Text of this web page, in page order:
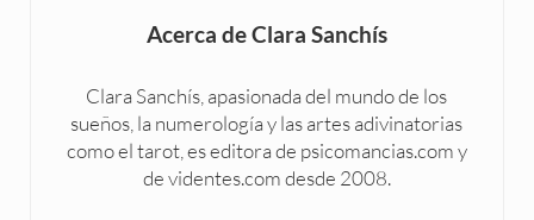
Acerca deClara Sanchís
Clara Sanchís, apasionada del mundo de los
sueños, la numerología y las artes adivinatorias
como el tarot, es editora de psicomancias.com y
de videntes.com desde 2008.